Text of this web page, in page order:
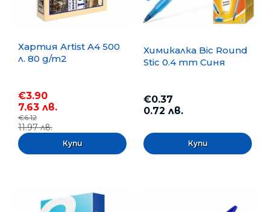
Хартия Artist A4 500
л. 80 g/m2
€3.90
7.63 лв.
€6.12
11.97 лв.
Химикалка Bic Round
Stic 0.4 mm Синя
€0.37
0.72 лв.